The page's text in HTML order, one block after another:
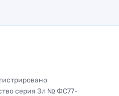
серия Эл № ФС77-